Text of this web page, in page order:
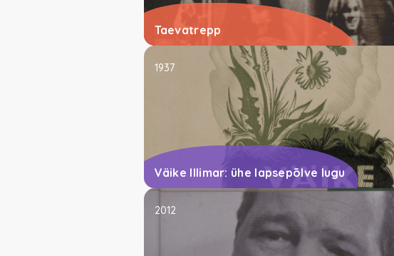
Taevatrepp
Väike Illimar: ühe lapsepõlve lugu
1937
2012